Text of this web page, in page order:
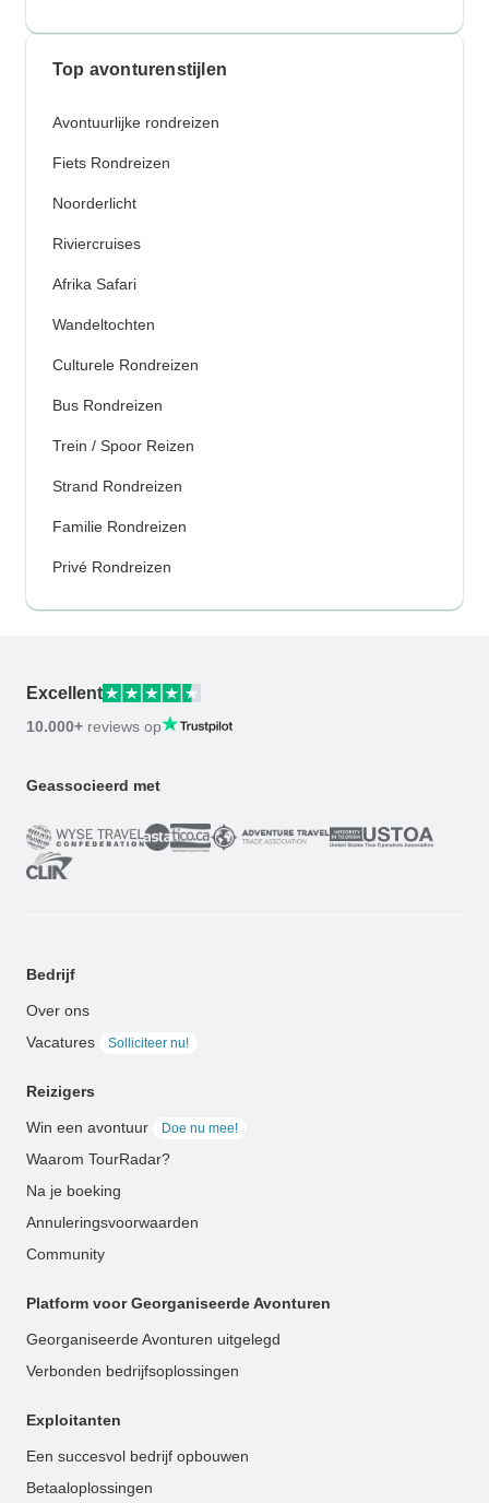
Top avonturenstijlen
Avontuurlijke rondreizen
Fiets Rondreizen
Noorderlicht
Riviercruises
Afrika Safari
Wandeltochten
Culturele Rondreizen
Bus Rondreizen
Trein / Spoor Reizen
Strand Rondreizen
Familie Rondreizen
Privé Rondreizen
Excellent
10.000+ reviews op
Geassocieerd met
Bedrijf
Over ons
Vacatures
Solliciteer nu!
Reizigers
Win een avontuur Doe nu mee!
Waarom TourRadar?
Na je boeking
Annuleringsvoorwaarden
Community
Platform voor Georganiseerde Avonturen
Georganiseerde Avonturen uitgelegd
Verbonden bedrijfsoplossingen
Exploitanten
Een succesvol bedrijf opbouwen
Betaaloplossingen